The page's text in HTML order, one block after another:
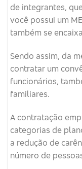
de integrantes,
você possui um
também se
Sendo assim, da
contratar um
funcionários,
familiares.
A contratação
categorias de
a redução de
número de